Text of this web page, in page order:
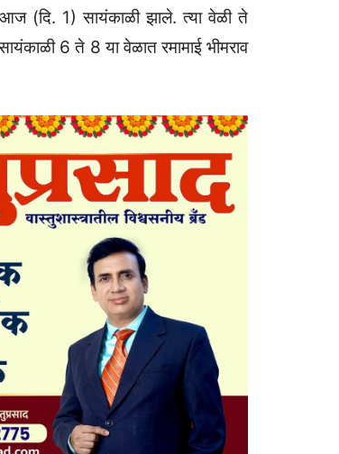
(दि. 1) सायंकाळी झाले. त्या वेळी ते
6 ते 8 या वेळात रमामाई भीमराव